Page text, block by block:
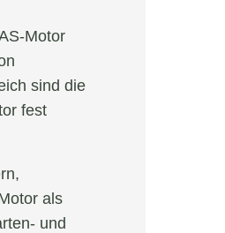
Motor
sind die
fest
als
und